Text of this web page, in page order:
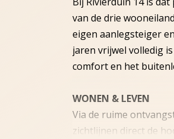
van de drie
eigen aanlegsteiger
jaren vrijwel volledig
comfort en het
WONEN & LEVEN
Via de ruime
zichtlijnen direct de